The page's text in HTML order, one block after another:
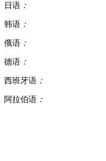
日语 ：
韩语 ：
俄语 ：
德语 ：
西班牙语 ：
阿拉伯语 ：